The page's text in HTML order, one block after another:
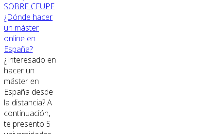
SOBRE CEUPE
¿Dónde hacer
un máster
online en
España?
¿Interesado en
hacer un
máster en
España desde
la distancia? A
continuación,
te presento 5